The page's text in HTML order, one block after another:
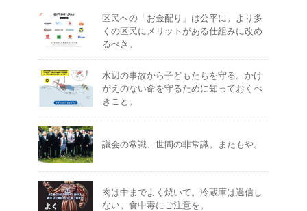
区民への「お金配り」は公平に。より多
くの区民にメリットがある仕組みに改め
るべき。
水辺の事故から子どもたちを守る。かけ
がえのない命を守るために知っておくべ
きこと。
議会の常識、世間の非常識。またもや。
肉は中までよく焼いて。冷蔵庫は過信し
ない。食中毒にご注意を。